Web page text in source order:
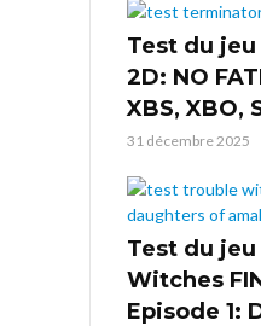
Test du
2D: NO
XBS, XBO,
31 décembre 2025
Test du
Witches
Episode 1: